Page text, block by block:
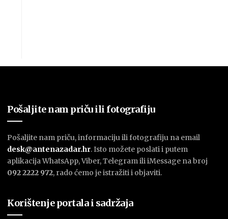
Pošaljite nam priču ili fotografiju
Pošaljite nam priču, informaciju ili fotografiju na email
desk@antenazadar.hr. Isto možete poslati i putem
aplikacija WhatsApp, Viber, Telegram ili iMessage na broj
092 2222 972, rado ćemo je istražiti i objaviti.
Korištenje portala i sadržaja